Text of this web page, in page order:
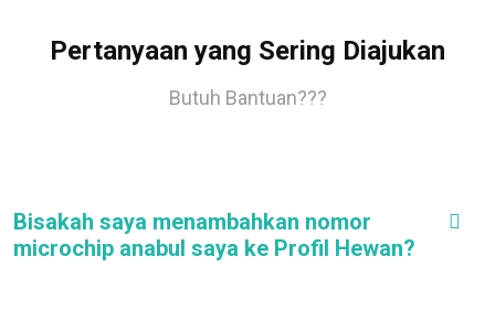
Pertanyaan yang Sering Diajukan
Butuh Bantuan???
Bisakah saya menambahkan nomor
microchip anabul saya ke Profil Hewan?